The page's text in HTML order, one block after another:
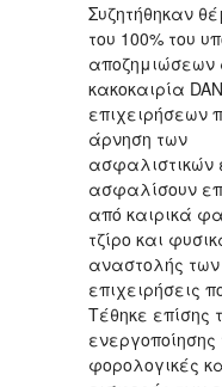
Συζητήθηκαν
του 100% του
αποζημιώσεων
κακοκαιρία
επιχειρήσεων
άρνηση των
ασφαλιστικών
ασφαλίσουν
από καιρικά
τζίρο και
αναστολής
επιχειρήσεις
Τέθηκε επίσης
φορολογικές